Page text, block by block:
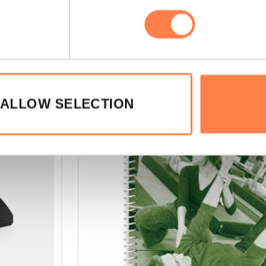
ALLOW SELECTION